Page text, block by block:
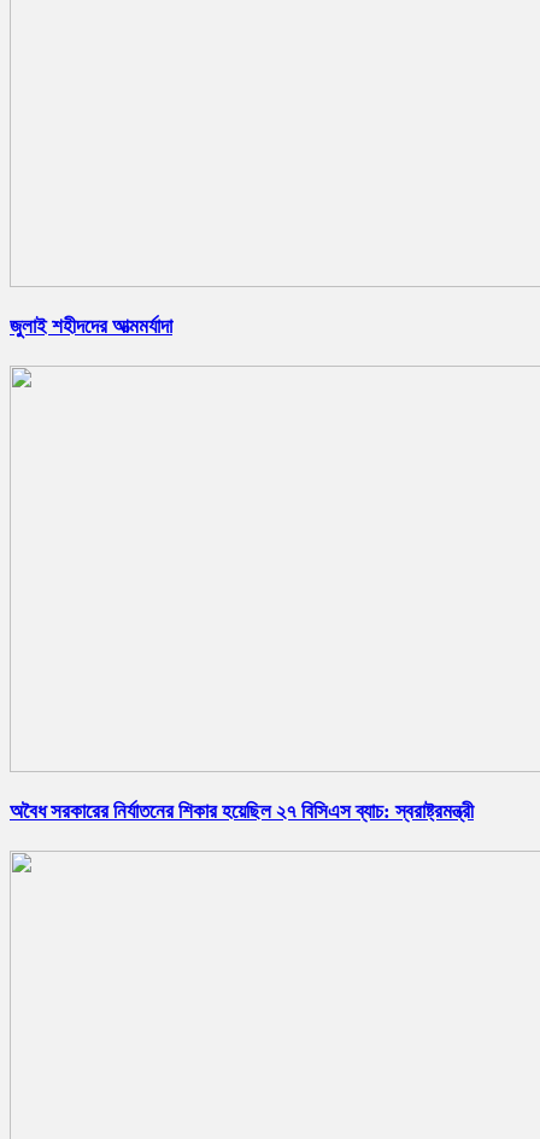
জুলাই শহীদদের আত্মমর্যাদা
অবৈধ সরকারের নির্যাতনের শিকার হয়েছিল ২৭ বিসিএস ব্যাচ: স্বরাষ্ট্রমন্ত্রী